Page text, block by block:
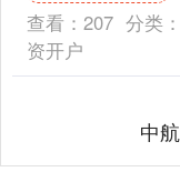
查看： 207 分类：
资开户
中